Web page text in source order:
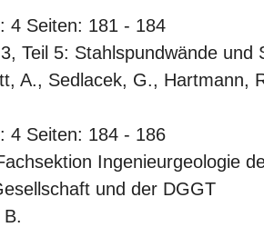
4 Seiten: 181 - 184
Teil 5: Stahlspundwände und
A., Sedlacek, G., Hartmann,
4 Seiten: 184 - 186
Ingenieurgeologie
und der DGGT